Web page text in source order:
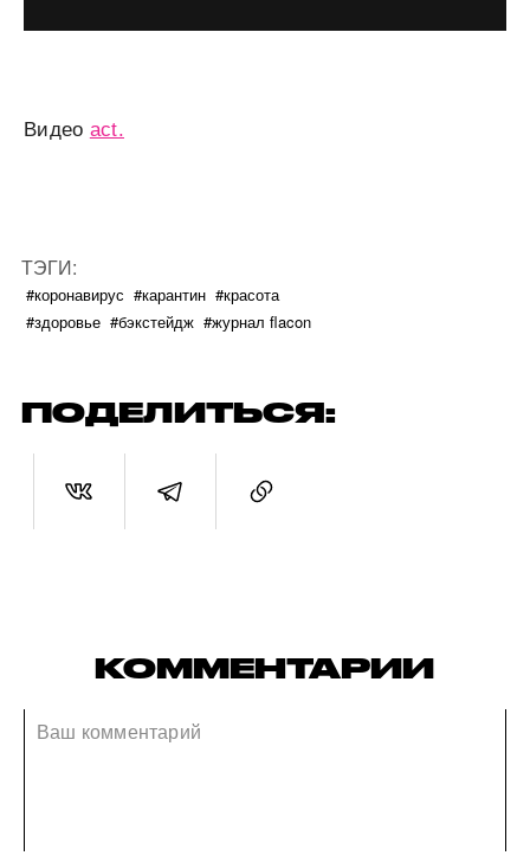
Видео act.
ТЭГИ:
#коронавирус #карантин #красота
#здоровье #бэкстейдж #журнал flacon
ПОДЕЛИТЬСЯ:
КОММЕНТАРИИ